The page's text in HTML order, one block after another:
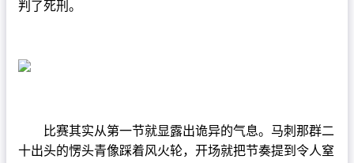
篮球直播
录像
判了死刑。
比赛其实从第一节就显露出诡异的气息。马刺那群二
十出头的愣头青像踩着风火轮，开场就把节奏提到令人窒